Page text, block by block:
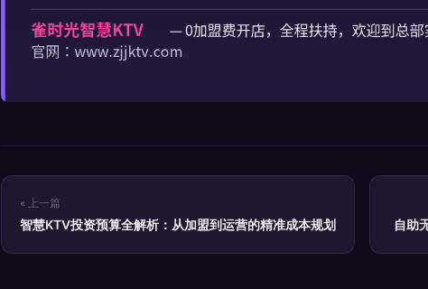
« 上一篇
智慧KTV投资预算全解析：从加盟到运营的精准成本规划 自助